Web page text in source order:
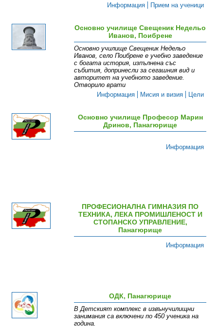
Информация
Прием на ученици
Основно училище Свещеник Недельо
Иванов, Поибрене
Основно училище Свещеник Недельо
Иванов, село Поибрене е учебно заведение
с богата история, изпълнена със
събития, допринесли за сегашния вид и
авторитет на учебното заведение.
Отворило врати
Информация
Мисия и визия Цели
Основно училище Професор Марин
Дринов, Панагюрище
Информация
ПРОФЕСИОНАЛНА ГИМНАЗИЯ ПО
ТЕХНИКА, ЛЕКА ПРОМИШЛЕНОСТ И
СТОПАНСКО УПРАВЛЕНИЕ,
Панагюрище
Информация
ОДК, Панагюрище
В Детският комплекс в извънучилищни
занимания са включени по 450 ученика на
година.